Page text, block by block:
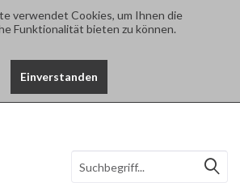
verwendet Cookies, um Ihnen die
Funktionalität bieten zu können.
Einverstanden